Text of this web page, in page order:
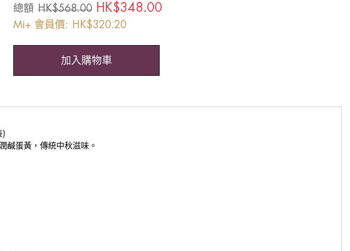
總額 HK$568.00 HK$348.00
Mi+ 會員價: HK$320.20
加入購物車
)
鹹蛋黃，傳統中秋滋味。